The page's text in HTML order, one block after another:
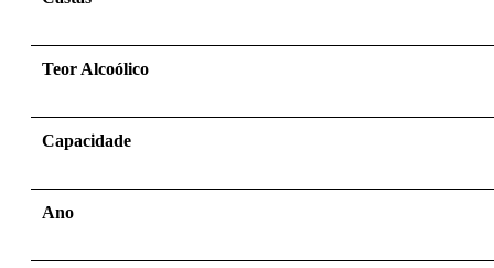
Teor Alcoólico
Capacidade
Ano